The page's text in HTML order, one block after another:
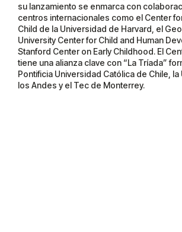
su lanzamiento se enmarca con
centros internacionales como el Center
Child de la Universidad de Harvard, el
University Center for Child and Human
Stanford Center on Early Childhood. El
tiene una alianza clave con “La Tríada”
Pontificia Universidad Católica de Chile,
los Andes y el Tec de Monterrey.